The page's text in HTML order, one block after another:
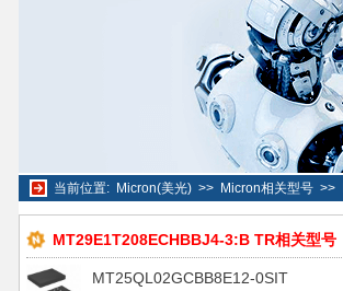
当前位置: Micron(美光)>> Micron相关型号>>
MT29E1T208ECHBBJ4-3:B TR相关型号
MT25QL02GCBB8E12-0SIT